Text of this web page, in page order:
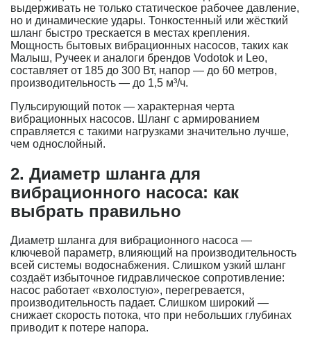
выдерживать не только статическое рабочее давление,
но и динамические удары. Тонкостенный или жёсткий
шланг быстро трескается в местах крепления.
Мощность бытовых вибрационных насосов, таких как
Малыш, Ручеек и аналоги брендов Vodotok и Leo,
составляет от 185 до 300 Вт, напор — до 60 метров,
производительность — до 1,5 м³/ч.
Пульсирующий поток — характерная черта
вибрационных насосов. Шланг с армированием
справляется с такими нагрузками значительно лучше,
чем однослойный.
2. Диаметр шланга для
вибрационного насоса: как
выбрать правильно
Диаметр шланга для вибрационного насоса —
ключевой параметр, влияющий на производительность
всей системы водоснабжения. Слишком узкий шланг
создаёт избыточное гидравлическое сопротивление:
насос работает «вхолостую», перегревается,
производительность падает. Слишком широкий —
снижает скорость потока, что при небольших глубинах
приводит к потере напора.